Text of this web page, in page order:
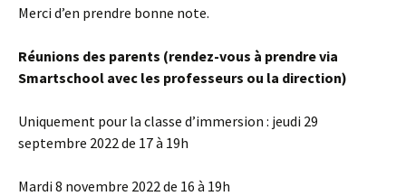
Merci d’en prendre bonne note.
Réunions des parents (rendez-vous à prendre via
Smartschool avec les professeurs ou la direction)
Uniquement pour la classe d’immersion : jeudi 29
septembre 2022 de 17 à 19h
Mardi 8 novembre 2022 de 16 à 19h